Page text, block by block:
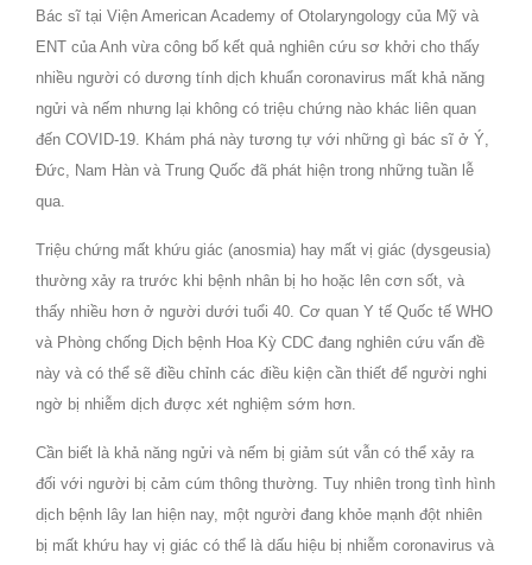
Bác sĩ tại Viện American Academy of Otolaryngology của Mỹ và
ENT của Anh vừa công bố kết quả nghiên cứu sơ khởi cho thấy
nhiều người có dương tính dịch khuẩn coronavirus mất khả năng
ngửi và nếm nhưng lại không có triệu chứng nào khác liên quan
đến COVID-19. Khám phá này tương tự với những gì bác sĩ ở Ý,
Đức, Nam Hàn và Trung Quốc đã phát hiện trong những tuần lễ
qua.
Triệu chứng mất khứu giác (anosmia) hay mất vị giác (dysgeusia)
thường xảy ra trước khi bệnh nhân bị ho hoặc lên cơn sốt, và
thấy nhiều hơn ở người dưới tuổi 40. Cơ quan Y tế Quốc tế WHO
và Phòng chống Dịch bệnh Hoa Kỳ CDC đang nghiên cứu vấn đề
này và có thể sẽ điều chỉnh các điều kiện cần thiết để người nghi
ngờ bị nhiễm dịch được xét nghiệm sớm hơn.
Cần biết là khả năng ngửi và nếm bị giảm sút vẫn có thể xảy ra
đối với người bị cảm cúm thông thường. Tuy nhiên trong tình hình
dịch bệnh lây lan hiện nay, một người đang khỏe mạnh đột nhiên
bị mất khứu hay vị giác có thể là dấu hiệu bị nhiễm coronavirus và